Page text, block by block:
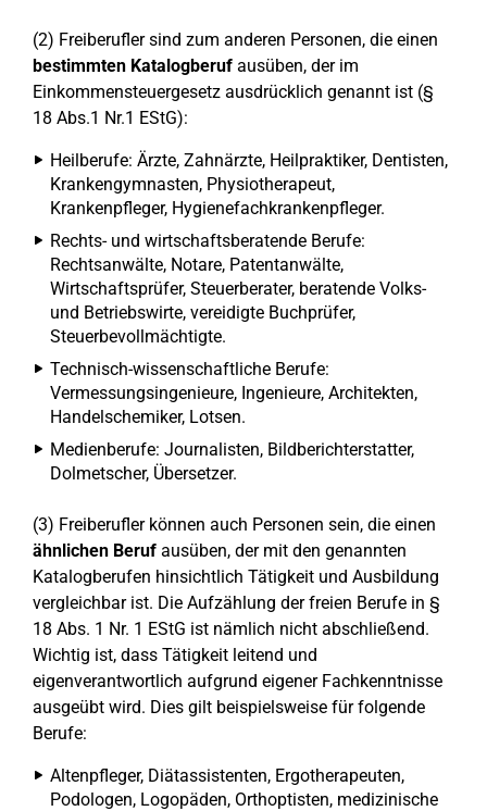
(2) Freiberufler sind zum anderen Personen, die einen
bestimmten Katalogberuf ausüben, der im
Einkommensteuergesetz ausdrücklich genannt ist (§
18 Abs.1 Nr.1 EStG):
Heilberufe: Ärzte, Zahnärzte, Heilpraktiker, Dentisten,
Krankengymnasten, Physiotherapeut,
Krankenpfleger, Hygienefachkrankenpfleger.
Rechts- und wirtschaftsberatende Berufe:
Rechtsanwälte, Notare, Patentanwälte,
Wirtschaftsprüfer, Steuerberater, beratende Volks-
und Betriebswirte, vereidigte Buchprüfer,
Steuerbevollmächtigte.
Technisch-wissenschaftliche Berufe:
Vermessungsingenieure, Ingenieure, Architekten,
Handelschemiker, Lotsen.
Medienberufe: Journalisten, Bildberichterstatter,
Dolmetscher, Übersetzer.
(3) Freiberufler können auch Personen sein, die einen
ähnlichen Beruf ausüben, der mit den genannten
Katalogberufen hinsichtlich Tätigkeit und Ausbildung
vergleichbar ist. Die Aufzählung der freien Berufe in §
18 Abs. 1 Nr. 1 EStG ist nämlich nicht abschließend.
Wichtig ist, dass Tätigkeit leitend und
eigenverantwortlich aufgrund eigener Fachkenntnisse
ausgeübt wird. Dies gilt beispielsweise für folgende
Berufe:
Altenpfleger, Diätassistenten, Ergotherapeuten,
Podologen, Logopäden, Orthoptisten, medizinische